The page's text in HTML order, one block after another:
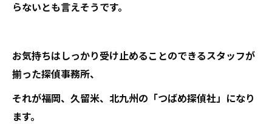
らないとも言えそうです。
お気持ちはしっかり受け止めることのできるスタッフが
揃った探偵事務所、
それが福岡、久留米、北九州の「つばめ探偵社」になり
ます。